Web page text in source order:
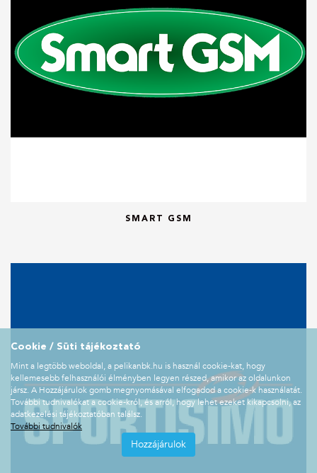
Cookie / Süti tájékoztató
Mint a legtöbb weboldal, a pelikanbk.hu is használ cookie-kat, hogy
kellemesebb felhasználói élményben legyen részed, amikor az oldalunkon
jársz. A Hozzájárulok gomb megnyomásával elfogadod a cookie-k használatát.
További tudnivalókat a cookie-król, és arról, hogy lehet ezeket kikapcsolni, az
adatkezelési tájékoztatóban találsz.
További tudnivalók
Hozzájárulok
SMART GSM